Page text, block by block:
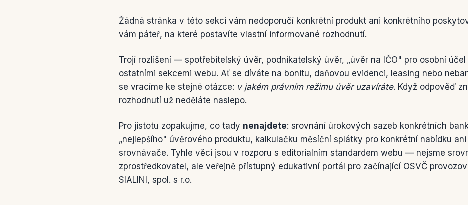
Žádná stránka v této sekci vám nedoporučí konkrétní produkt ani konkrétního
vám páteř, na které postavíte vlastní informované rozhodnutí.
Trojí rozlišení — spotřebitelský úvěr, podnikatelský úvěr, „úvěr na IČO" pro osobní
ostatními sekcemi webu. Ať se díváte na bonitu, daňovou evidenci, leasing nebo
se vracíme ke stejné otázce: v jakém právním režimu úvěr uzavíráte. Když odpověď
rozhodnutí už neděláte naslepo.
Pro jistotu zopakujme, co tady nenajdete: srovnání úrokových sazeb konkrétních
„nejlepšího" úvěrového produktu, kalkulačku měsíční splátky pro konkrétní nabídku
srovnávače. Tyhle věci jsou v rozporu s editorialním standardem webu — nejsme
zprostředkovatel, ale veřejně přístupný edukativní portál pro začínající OSVČ
SIALINI, spol. s r.o.